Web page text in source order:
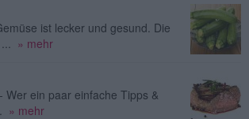
ist lecker und gesund. Die
» mehr
Wer ein paar einfache Tipps &
» mehr